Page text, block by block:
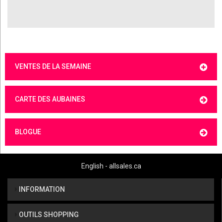
VENTES DE LA SEMAINE
CARTE DES AUBAINES
BLOGUE
English - allsales.ca
INFORMATION
OUTILS SHOPPING